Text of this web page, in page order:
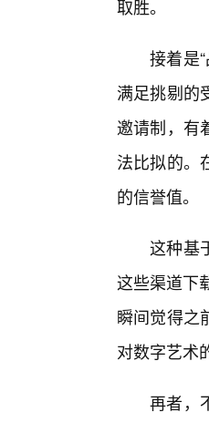
取胜。
接着是
满足挑剔的
邀请制，有
法比拟的。
的信誉值。
这种基
这些渠道下
瞬间觉得之
对数字艺术
再者，